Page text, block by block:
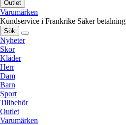
Outlet
Varumärken
Kundservice i Frankrike Säker betalning
Sök
Nyheter
Skor
Kläder
Herr
Dam
Barn
Sport
Tillbehör
Outlet
Varumärken